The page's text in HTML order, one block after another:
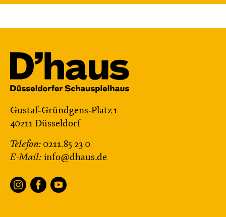
Karten
Di, 01.12. / 19:00 – 21:00
JUNGES SCHAUSPIEL
Blinde­kuh mit dem Tod
Kindheitserinnerungen von Holocaust-
von Anna Yamchuk, Mykola Kuschnir,
Natalya Herasym und Anna Tarnowezka —
in einer Bearbeitung von Stefan Fischer-Fels
und Robert Gerloff
Gustaf-Gründgens-Platz 1
40211 Düsseldorf
Telefon: 0211.85 23 0
E-Mail: info@dhaus.de